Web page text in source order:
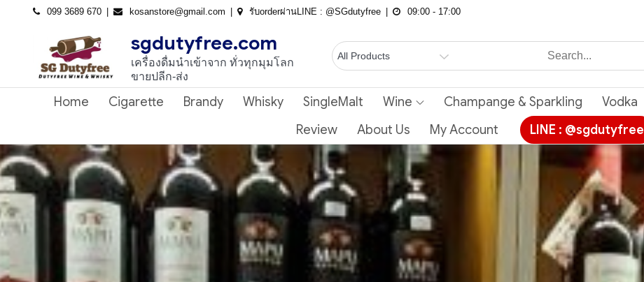
099 3689 670 kosanstore@gmail.com รับorderผ่านLINE : @SGdutyfree 09:00 - 17:00
sgdutyfree.com
เครื่องดื่มนําเข้าจาก ทั่วทุกมุมโลก
ขายปลีก-ส่ง
Home Cigarette Brandy Whisky SingleMalt Wine Champange & Sparkling Vodka
Review
About Us My Account LINE : @sgdutyfree